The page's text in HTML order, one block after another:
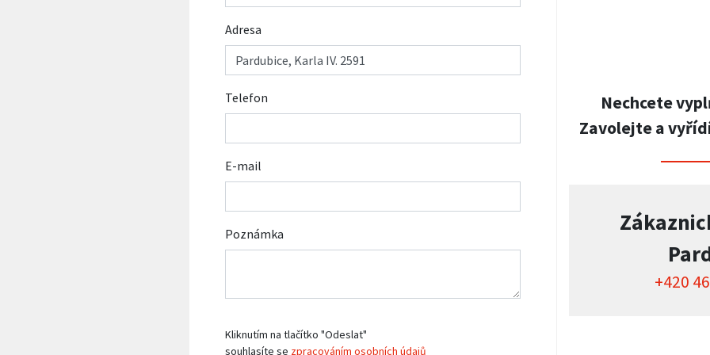
Adresa
Telefon
E-mail
Poznámka
Kliknutím na tlačítko "Odeslat"
souhlasíte se zpracováním osobních údajů
Nechcete
Zavolejte a
+420